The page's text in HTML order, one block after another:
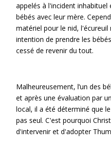
appelés à l'incident
bébés avec leur mère.
matériel pour le nid, l'écureuil
intention de prendre les
cessé de revenir du tout.
Malheureusement, l’un des
et après une évaluation par
local, il a été déterminé que
pas seul. C'est pourquoi
d'intervenir et d'adopter